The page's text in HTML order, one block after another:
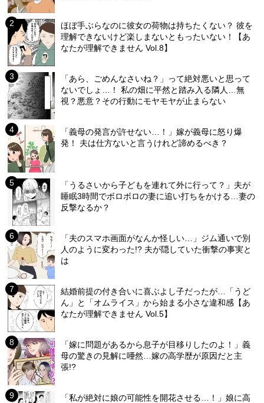
ほぼ手ぶらなのに彼女の荷物は持ちたくない？ 彼を
理解できないけど楽しまないともったいない！【あ
なたが理解できません Vol.8】
「あら、ごめんなさいね？」って絶対悪いと思って
ないでしょ…！ 私の畑に平然と踏み入る隣人…無
視？悪意？その行動にモヤモヤが止まらない
「義母の発言が許せない…！」嫁が義母に怒り爆
発！ 夫は仕方ないと言うけれど諦めるべき？
「うるさいから子どもを連れて外に行って？」夫が
睡眠3時間でボロボロの妻に追い打ちをかける…妻の
反撃なるか？
「夫のスマホ画面がなんか怪しい…」ジム通いで別
人のように変わった!? 夫が隠していた衝撃の事実と
は
結婚前提の付き合いに喜ぶよし子だったが…「うど
ん」と「オムライス」から始まる小さな違和感【あ
なたが理解できません Vol.5】
「嫁に問題があるから息子が目移りしたのよ！」義
母の驚きの見解に唖然…嫁の高学歴が原因だと主
張!?
「私が絶対に娘の可能性を開花させる…！」娘に高